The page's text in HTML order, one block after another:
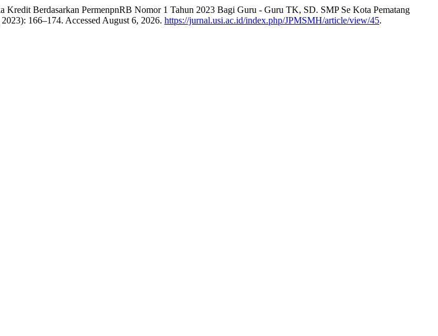
Kredit Berdasarkan PermenpnRB Nomor 1 Tahun 2023 Bagi Guru - Guru TK, SD. SMP Se Kota Pematang
166–174. Accessed August 6, 2026. https://jurnal.usi.ac.id/index.php/JPMSMH/article/view/45.